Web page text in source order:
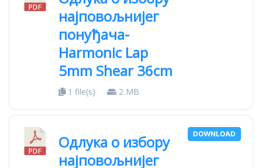
најповољнијег
понуђача-
Harmonic Lap
5mm Shear 36cm
1 file(s) 2 MB
Одлука о избору
најповољнијег
DOWNLOAD